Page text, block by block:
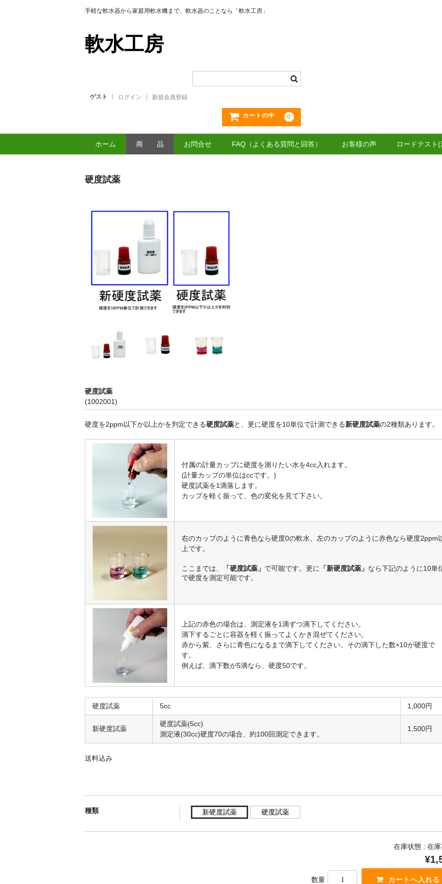
手軽な軟水器から家庭用軟水機まで、軟水器のことなら「軟水工房」
軟水工房
ゲスト ログイン 新規会員登録
カートの中 0
ホーム 商 品 お問合せ FAQ（よくある質問と回答） お客様の声 ロードテスト
硬度試薬
硬度試薬
(1002001)
硬度を2ppm以下か以上かを判定できる硬度試薬と、更に硬度を10単位で計測できる新硬度試薬の2種類あります。
付属の計量カップに硬度を測りたい水を4cc入れます。
(計量カップの単位はccです。)
硬度試薬を1滴落します。
カップを軽く振って、色の変化を見て下さい。
右のカップのように青色なら硬度0の軟水、左のカップのように赤色なら硬度2ppm
上です。
ここまでは、 「硬度試薬」 で可能です。更に 「新硬度試薬」 なら下記のように10単
で硬度を測定可能です。
上記の赤色の場合は、測定液を1滴ずつ滴下してください。
滴下するごとに容器を軽く振ってよくかき混ぜてください。
赤から紫、さらに青色になるまで滴下してください。その滴下した数×10が硬度で
す。
例えば、滴下数が5滴なら、硬度50です。
硬度試薬 5cc 1,000円
新硬度試薬
硬度試薬(5cc)
測定液(30cc)硬度70の場合、約100回測定できます。
1,500円
送料込み
種類 新硬度試薬 硬度試薬
在庫状態 : 在
数量